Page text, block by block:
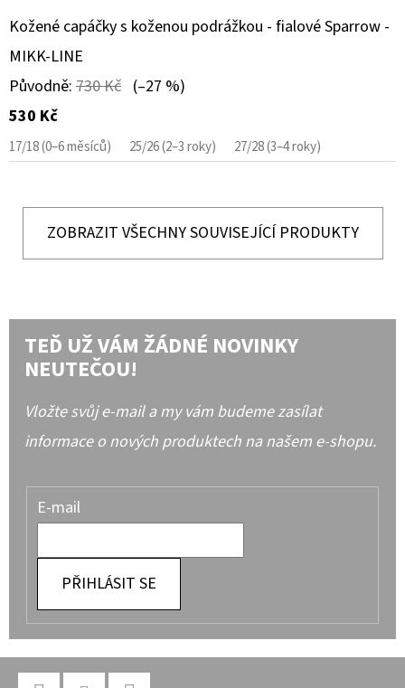
Kožené capáčky s koženou podrážkou - fialové Sparrow -
MIKK-LINE
Původně: 730 Kč (–27 %)
530 Kč
17/18 (0–6 měsíců) 25/26 (2–3 roky) 27/28 (3–4 roky)
ZOBRAZIT VŠECHNY SOUVISEJÍCÍ PRODUKTY
TEĎ UŽ VÁM ŽÁDNÉ NOVINKY
NEUTEČOU!
Vložte svůj e-mail a my vám budeme zasílat
informace o nových produktech na našem e-shopu.
E-mail
PŘIHLÁSIT SE